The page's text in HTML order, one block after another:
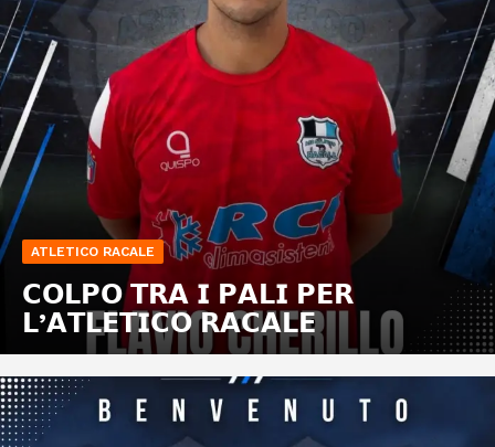
ATLETICO RACALE
𝗖𝗢𝗟𝗣𝗢 𝗧𝗥𝗔 𝗜 𝗣𝗔𝗟𝗜 𝗣𝗘𝗥
𝗟’𝗔𝗧𝗟𝗘𝗧𝗜𝗖𝗢 𝗥𝗔𝗖𝗔𝗟𝗘